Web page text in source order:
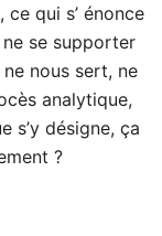
qui s’ énonce
se supporter
nous sert, ne
analytique,
s’y désigne, ça
?